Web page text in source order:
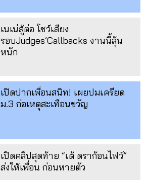
เนเน่สู้ต่อ โชว์เสียง
รอบJudges’Callbacks งานนี้ลุ้น
หนัก
เปิดปากเพื่อนสนิท! เผยปมเครียด
ม.3 ก่อเหตุสะเทือนขวัญ
เปิดคลิปสุดท้าย “เต้ ดราก้อนไฟว์”
ส่งให้เพื่อน ก่อนหายตัว